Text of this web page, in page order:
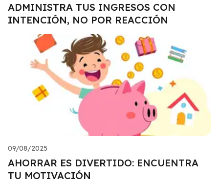
ADMINISTRA TUS INGRESOS CON
INTENCIÓN, NO POR REACCIÓN
09/08/2025
AHORRAR ES DIVERTIDO: ENCUENTRA
TU MOTIVACIÓN